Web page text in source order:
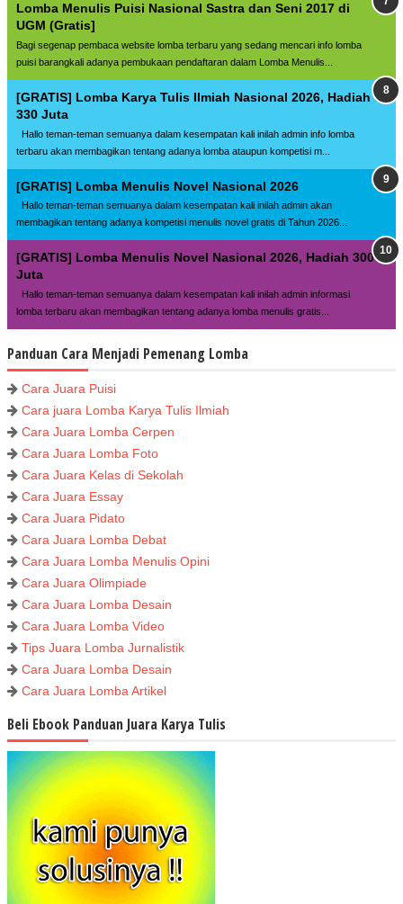
Lomba Menulis Puisi Nasional Sastra dan Seni 2017 di
UGM (Gratis]
Bagi segenap pembaca website lomba terbaru yang sedang mencari info lomba
puisi barangkali adanya pembukaan pendaftaran dalam Lomba Menulis...
[GRATIS] Lomba Karya Tulis Ilmiah Nasional 2026, Hadiah
330 Juta
Hallo teman-teman semuanya dalam kesempatan kali inilah admin info lomba
terbaru akan membagikan tentang adanya lomba ataupun kompetisi m...
[GRATIS] Lomba Menulis Novel Nasional 2026
Hallo teman-teman semuanya dalam kesempatan kali inilah admin akan
membagikan tentang adanya kompetisi menulis novel gratis di Tahun 2026...
[GRATIS] Lomba Menulis Novel Nasional 2026, Hadiah 300
Juta
Hallo teman-teman semuanya dalam kesempatan kali inilah admin informasi
lomba terbaru akan membagikan tentang adanya lomba menulis gratis...
Panduan Cara Menjadi Pemenang Lomba
Cara Juara Puisi
Cara juara Lomba Karya Tulis Ilmiah
Cara Juara Lomba Cerpen
Cara Juara Lomba Foto
Cara Juara Kelas di Sekolah
Cara Juara Essay
Cara Juara Pidato
Cara Juara Lomba Debat
Cara Juara Lomba Menulis Opini
Cara Juara Olimpiade
Cara Juara Lomba Desain
Cara Juara Lomba Video
Tips Juara Lomba Jurnalistik
Cara Juara Lomba Desain
Cara Juara Lomba Artikel
Beli Ebook Panduan Juara Karya Tulis